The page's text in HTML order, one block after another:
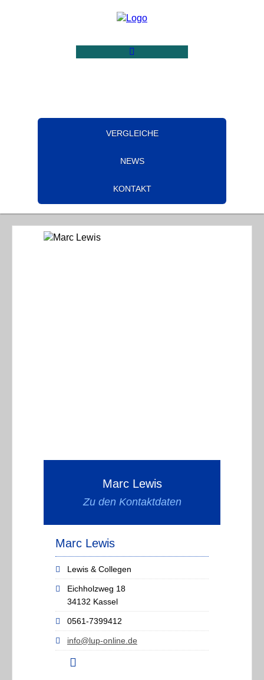
VERGLEICHE
NEWS
KONTAKT
Marc Lewis
Zu den Kontaktdaten
Marc Lewis
Lewis & Collegen
Eichholzweg 18
34132 Kassel
0561-7399412
info@lup-online.de